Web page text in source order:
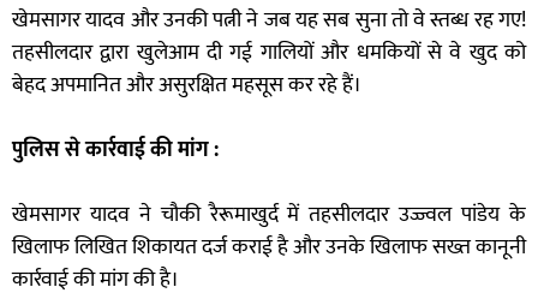
खेमसागर यादव और उनकी पत्नी ने जब यह सब सुना तो वे स्तब्ध रह गए!
तहसीलदार द्वारा खुलेआम दी गई गालियों और धमकियों से वे खुद को
बेहद अपमानित और असुरक्षित महसूस कर रहे हैं।
पुलिस से कार्रवाई की मांग :
खेमसागर यादव ने चौकी रैरूमाखुर्द में तहसीलदार उज्ज्वल पांडेय के
खिलाफ लिखित शिकायत दर्ज कराई है और उनके खिलाफ सख्त कानूनी
कार्रवाई की मांग की है।